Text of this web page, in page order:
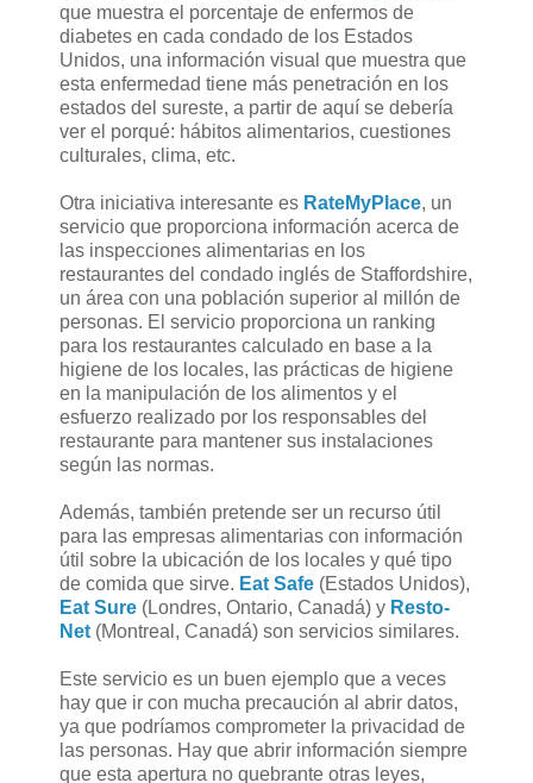
que muestra el porcentaje de enfermos de
diabetes en cada condado de los Estados
Unidos, una información visual que muestra que
esta enfermedad tiene más penetración en los
estados del sureste, a partir de aquí se debería
ver el porqué: hábitos alimentarios, cuestiones
culturales, clima, etc.
Otra iniciativa interesante es RateMyPlace, un
servicio que proporciona información acerca de
las inspecciones alimentarias en los
restaurantes del condado inglés de Staffordshire,
un área con una población superior al millón de
personas. El servicio proporciona un ranking
para los restaurantes calculado en base a la
higiene de los locales, las prácticas de higiene
en la manipulación de los alimentos y el
esfuerzo realizado por los responsables del
restaurante para mantener sus instalaciones
según las normas.
Además, también pretende ser un recurso útil
para las empresas alimentarias con información
útil sobre la ubicación de los locales y qué tipo
de comida que sirve. Eat Safe (Estados Unidos),
Eat Sure (Londres, Ontario, Canadá) y Resto-
Net (Montreal, Canadá) son servicios similares.
Este servicio es un buen ejemplo que a veces
hay que ir con mucha precaución al abrir datos,
ya que podríamos comprometer la privacidad de
las personas. Hay que abrir información siempre
que esta apertura no quebrante otras leyes,